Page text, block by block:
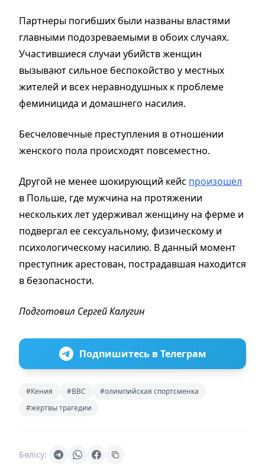
Партнеры погибших были названы властями
главными подозреваемыми в обоих случаях.
Участившиеся случаи убийств женщин
вызывают сильное беспокойство у местных
жителей и всех неравнодушных к проблеме
феминицида и домашнего насилия.
Бесчеловечные преступления в отношении
женского пола происходят повсеместно.
Другой не менее шокирующий кейс произошел
в Польше, где мужчина на протяжении
нескольких лет удерживал женщину на ферме и
подвергал ее сексуальному, физическому и
психологическому насилию. В данный момент
преступник арестован, пострадавшая находится
в безопасности.
Подготовил Сергей Калугин
Подпишитесь в Телеграм
#Кения #BBC
#олимпийская спортсменка
#жертвы трагедии
Бөлісу: